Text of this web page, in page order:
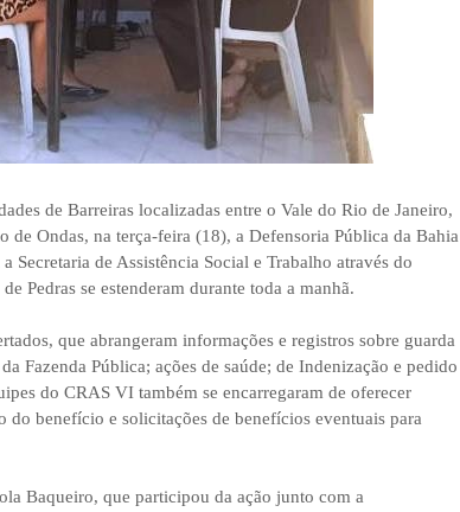
de Barreiras localizadas entre o Vale do Rio de Janeiro,
de Ondas, na terça-feira (18), a Defensoria Pública da Bahia
de Assistência Social e Trabalho através do
Pedras se estenderam durante toda a manhã.
que abrangeram informações e registros sobre guarda
Fazenda Pública; ações de saúde; de Indenização e pedido
do CRAS VI também se encarregaram de oferecer
benefício e solicitações de benefícios eventuais para
Baqueiro, que participou da ação junto com a